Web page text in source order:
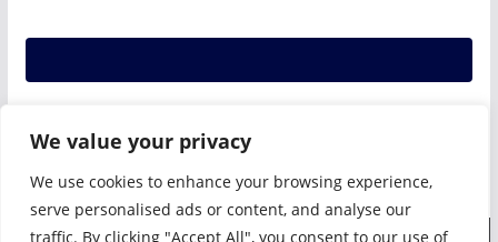
We value your privacy
We use cookies to enhance your browsing experience,
serve personalised ads or content, and analyse our
traffic. By clicking "Accept All", you consent to our use of